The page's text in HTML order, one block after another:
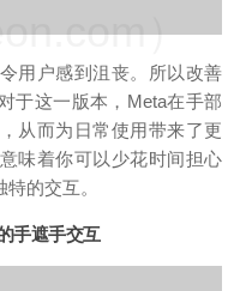
用户感到沮丧。所以改善
于这一版本，Meta在手部
从而为日常使用带来了更
味着你可以少花时间担心
的交互。
手遮手交互
）